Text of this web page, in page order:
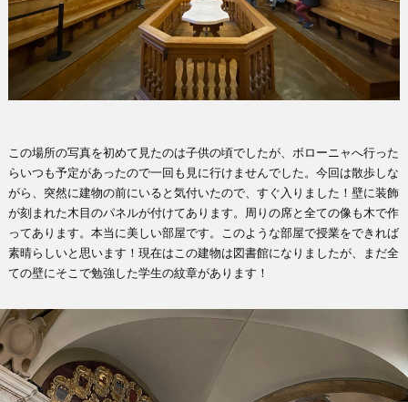
この場所の写真を初めて見たのは子供の頃でしたが、ボローニャへ行った
らいつも予定があったので一回も見に行けませんでした。今回は散歩しな
がら、突然に建物の前にいると気付いたので、すぐ入りました！壁に装飾
が刻まれた木目のパネルが付けてあります。周りの席と全ての像も木で作
ってあります。本当に美しい部屋です。このような部屋で授業をできれば
素晴らしいと思います！現在はこの建物は図書館になりましたが、まだ全
ての壁にそこで勉強した学生の紋章があります！